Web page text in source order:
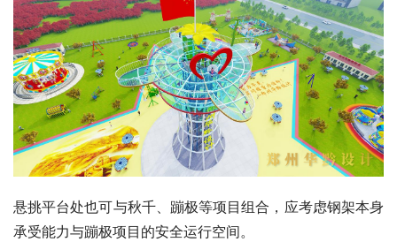
悬挑平台处也可与秋千、蹦极等项目组合，应考虑钢架本身
承受能力与蹦极项目的安全运行空间。